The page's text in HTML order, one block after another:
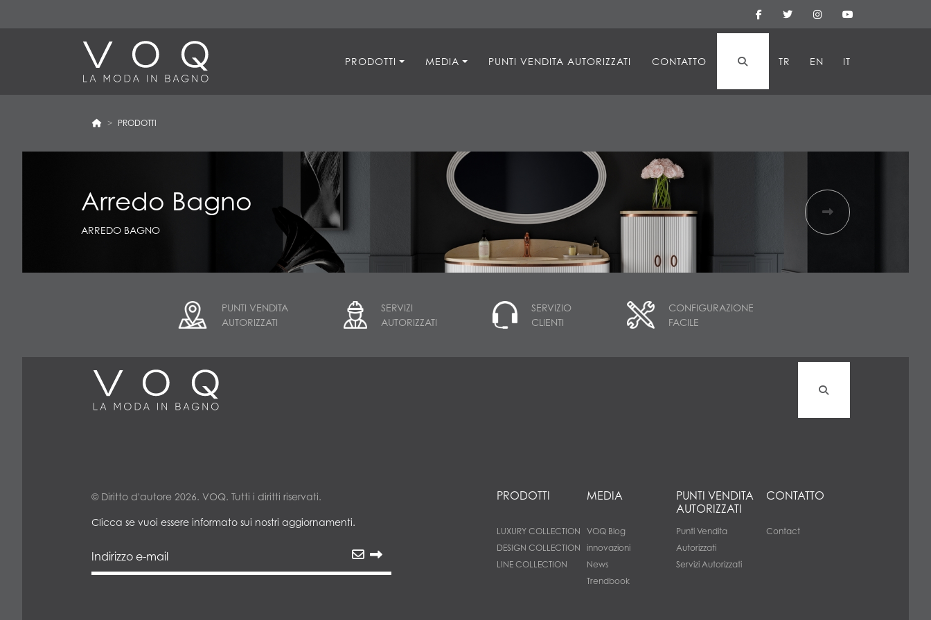
PRODOTTI MEDIA PUNTI VENDITA AUTORIZZATI CONTATTO TR EN IT
PRODOTTI
Arredo Bagno
ARREDO BAGNO
PUNTI VENDITA
AUTORIZZATI
SERVIZI
AUTORIZZATI
SERVIZIO
CLIENTI
CONFIGURAZIONE
FACILE
© Diritto d'autore 2026. VOQ. Tutti i diritti riservati.
Clicca se vuoi essere informato sui nostri aggiornamenti.
PRODOTTI
LUXURY COLLECTION
DESIGN COLLECTION
LINE COLLECTION
MEDIA
VOQ Blog
innovazioni
News
Trendbook
PUNTI VENDITA
AUTORIZZATI
Punti Vendita
Autorizzati
Servizi Autorizzati
CONTATTO
Contact